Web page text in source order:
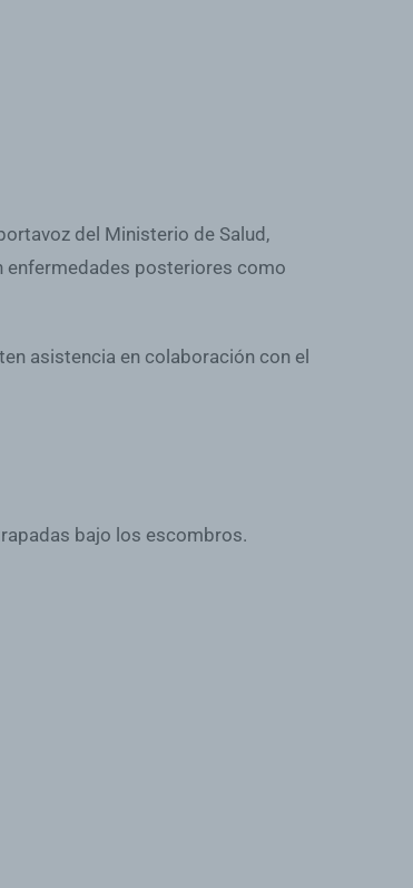
del Ministerio de Salud,
enfermedades posteriores como
asistencia en colaboración con el
bajo los escombros.